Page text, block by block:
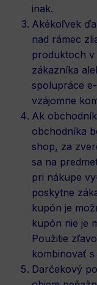
inak.
Akékoľvek
nad rámec
produktoch
zákazníka
spolupráce
vzájomne
Ak
obchodníka
shop, za
sa na
pri nákupe
poskytne
kupón je
kupón nie je
Použitie
kombinovať s
Darčekový